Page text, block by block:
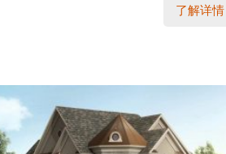
了解详情